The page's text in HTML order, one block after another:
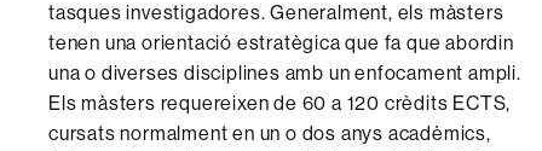
tasques investigadores. Generalment, els màsters
tenen una orientació estratègica que fa que abordin
una o diverses disciplines amb un enfocament ampli.
Els màsters requereixen de 60 a 120 crèdits ECTS,
cursats normalment en un o dos anys acadèmics,